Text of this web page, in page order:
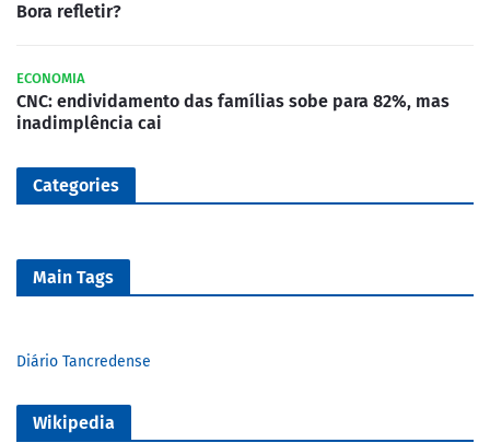
Bora refletir?
ECONOMIA
CNC: endividamento das famílias sobe para 82%, mas
inadimplência cai
Categories
Main Tags
Diário Tancredense
Wikipedia